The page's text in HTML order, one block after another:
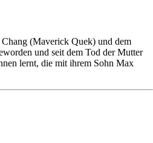
Chang (Maverick Quek) und dem
und seit dem Tod der Mutter
lernt, die mit ihrem Sohn Max